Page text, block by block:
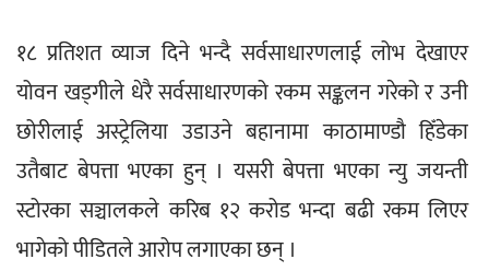
१८ प्रतिशत व्याज दिने भन्दै सर्वसाधारणलाई लोभ देखाएर
योवन खड्गीले धेरै सर्वसाधारणको रकम सङ्कलन गरेको र उनी
छोरीलाई अस्ट्रेलिया उडाउने बहानामा काठामाण्डौ हिँडेका
उतैबाट बेपत्ता भएका हुन् । यसरी बेपत्ता भएका न्यु जयन्ती
स्टोरका सञ्चालकले करिब १२ करोड भन्दा बढी रकम लिएर
भागेको पीडितले आरोप लगाएका छन् ।